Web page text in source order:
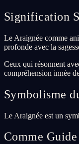
Signification
Le Araignée comme
profonde avec la
Ceux qui résonnent
compréhension innée
Symbolisme
Le Araignée est un
Comme